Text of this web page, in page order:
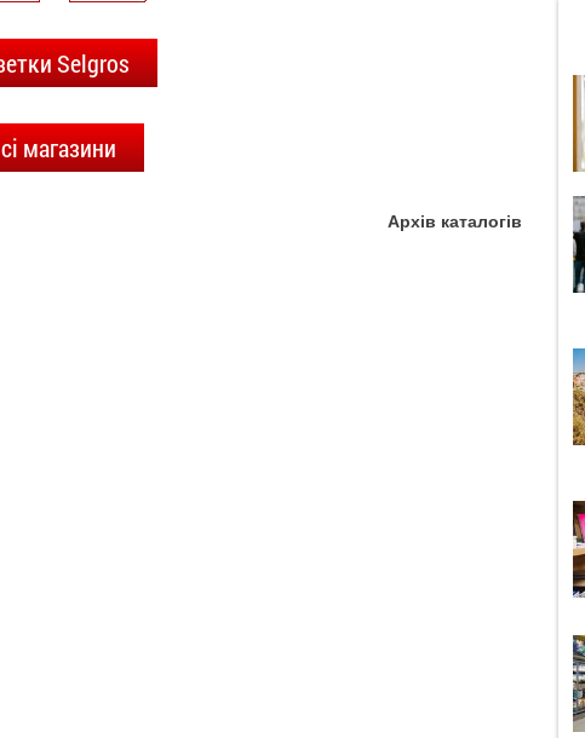
Selgros
магазини
Архів каталогів